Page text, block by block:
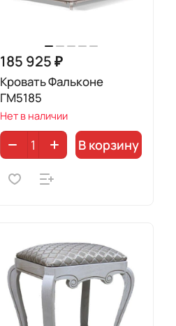
185 925 ₽
Кровать Фальконе
ГМ5185
Нет в наличии
В корзину